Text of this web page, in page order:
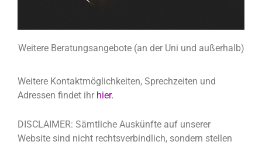
Weitere Beratungsangebote (an der Uni und außerhalb)
Weitere Kontaktmöglichkeiten, Sprechzeiten und
Adressen findet ihr hier.
DISCLAIMER: Sämtliche Auskünfte auf unserer
Website sind nicht rechtsverbindlich, sondern stellen